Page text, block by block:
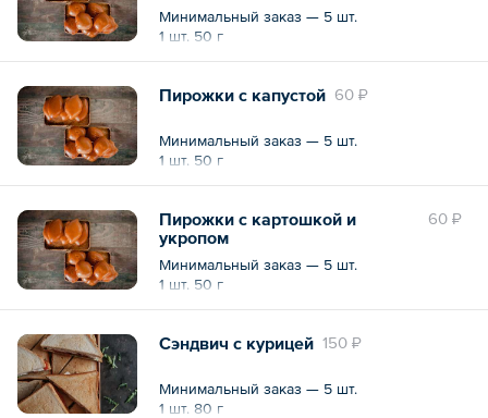
Минимальный заказ — 5 шт.
1 шт. 50 г
60 ₽
Пирожки с капустой
Минимальный заказ — 5 шт.
1 шт. 50 г
60 ₽
Пирожки с картошкой и
укропом
Минимальный заказ — 5 шт.
1 шт. 50 г
150 ₽
Сэндвич с курицей
Минимальный заказ — 5 шт.
1 шт. 80 г